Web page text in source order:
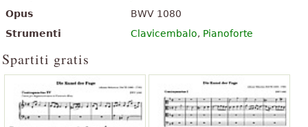
Opus
BWV 1080
Strumenti
Clavicembalo, Pianoforte
Spartiti gratis